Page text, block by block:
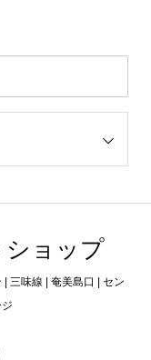
ショップ
三味線 | 奄美島口 | セン